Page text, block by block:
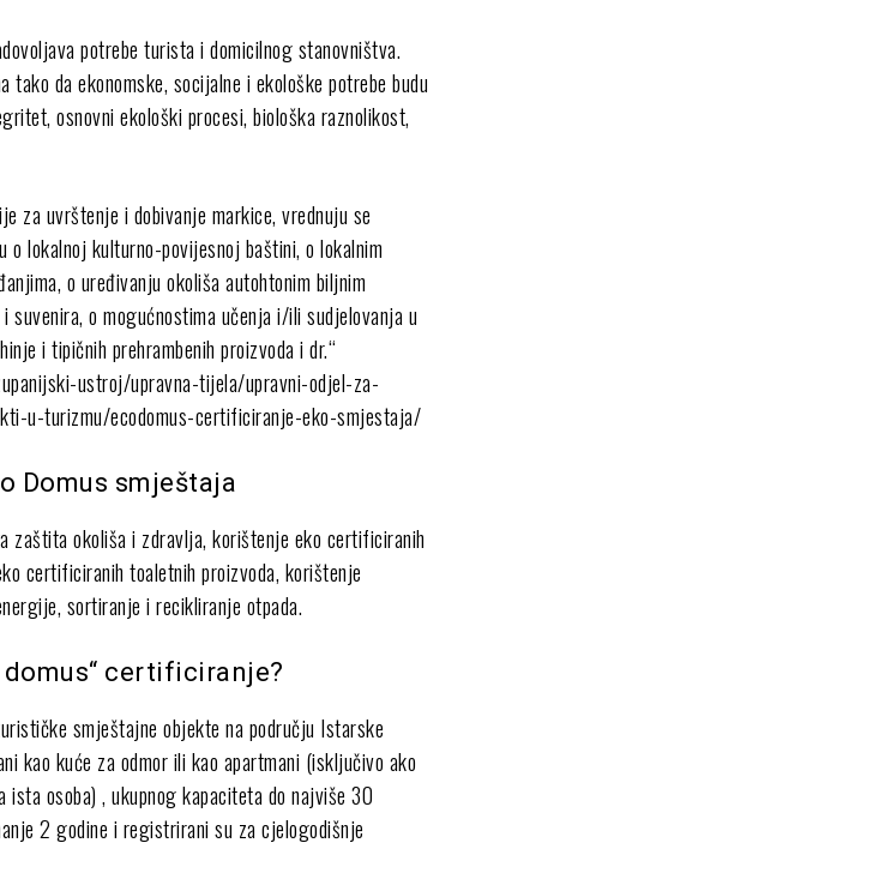
potrebe turista i domicilnog stanovništva.
da ekonomske, socijalne i ekološke potrebe budu
osnovni ekološki procesi, biološka raznolikost,
za uvrštenje i dobivanje markice, vrednuju se
lokalnoj kulturno-povijesnoj baštini, o lokalnim
o uređivanju okoliša autohtonim biljnim
suvenira, o mogućnostima učenja i/ili sudjelovanja u
i tipičnih prehrambenih proizvoda i dr.“
ustroj/upravna-tijela/upravni-odjel-za-
u-turizmu/ecodomus-certificiranje-eko-smjestaja/
Domus smještaja
zaštita okoliša i zdravlja, korištenje eko certificiranih
certificiranih toaletnih proizvoda, korištenje
sortiranje i recikliranje otpada.
certificiranje?
smještajne objekte na području Istarske
kao kuće za odmor ili kao apartmani (isključivo ako
osoba) , ukupnog kapaciteta do najviše 30
2 godine i registrirani su za cjelogodišnje